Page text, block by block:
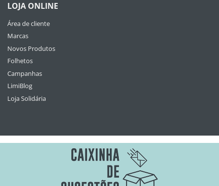
LOJA ONLINE
Área de cliente
Marcas
Novos Produtos
Folhetos
Campanhas
LimiBlog
Loja Solidária